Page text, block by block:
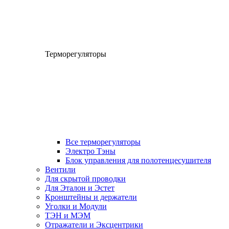
Терморегуляторы
Все терморегуляторы
Электро Тэны
Блок управления для полотенцесушителя
Вентили
Для скрытой проводки
Для Эталон и Эстет
Кронштейны и держатели
Уголки и Модули
ТЭН и МЭМ
Отражатели и Эксцентрики